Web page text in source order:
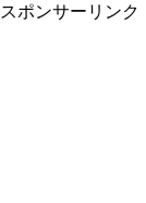
スポンサーリンク